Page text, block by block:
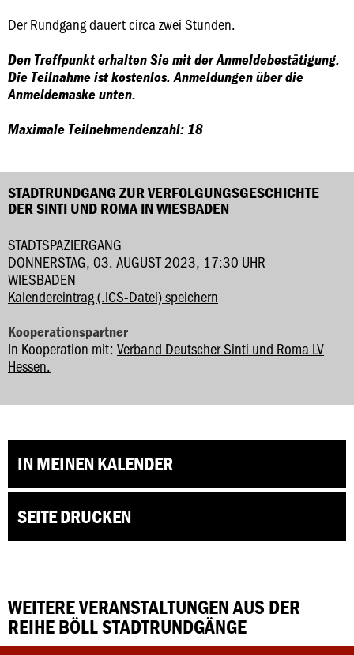
Der Rundgang dauert circa zwei Stunden.
Den Treffpunkt erhalten Sie mit der Anmeldebestätigung.
Die Teilnahme ist kostenlos. Anmeldungen über die
Anmeldemaske unten.
Maximale Teilnehmendenzahl: 18
STADTRUNDGANG ZUR VERFOLGUNGSGESCHICHTE
DER SINTI UND ROMA IN WIESBADEN
STADTSPAZIERGANG
DONNERSTAG, 03. AUGUST 2023, 17:30 UHR
WIESBADEN
Kalendereintrag (.ICS-Datei) speichern
Kooperationspartner
In Kooperation mit: Verband Deutscher Sinti und Roma LV
Hessen.
IN MEINEN KALENDER
SEITE DRUCKEN
WEITERE VERANSTALTUNGEN AUS DER
REIHE BÖLL STADTRUNDGÄNGE